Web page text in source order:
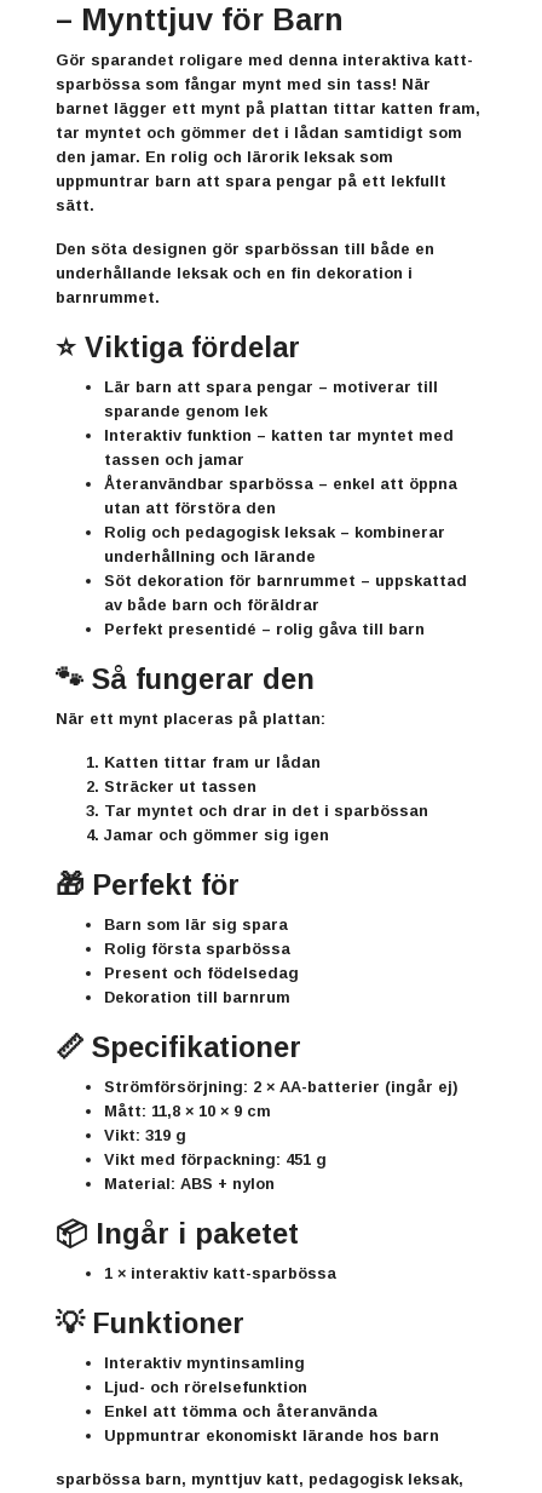
– Mynttjuv för Barn
Gör sparandet roligare med denna interaktiva katt-
sparbössa som fångar mynt med sin tass! När
barnet lägger ett mynt på plattan tittar katten fram,
tar myntet och gömmer det i lådan samtidigt som
den jamar. En rolig och lärorik leksak som
uppmuntrar barn att spara pengar på ett lekfullt
sätt.
Den söta designen gör sparbössan till både en
underhållande leksak och en fin dekoration i
barnrummet.
⭐ Viktiga fördelar
Lär barn att spara pengar – motiverar till
sparande genom lek
Interaktiv funktion – katten tar myntet med
tassen och jamar
Återanvändbar sparbössa – enkel att öppna
utan att förstöra den
Rolig och pedagogisk leksak – kombinerar
underhållning och lärande
Söt dekoration för barnrummet – uppskattad
av både barn och föräldrar
Perfekt presentidé – rolig gåva till barn
🐾 Så fungerar den
När ett mynt placeras på plattan:
Katten tittar fram ur lådan
Sträcker ut tassen
Tar myntet och drar in det i sparbössan
Jamar och gömmer sig igen
🎁 Perfekt för
Barn som lär sig spara
Rolig första sparbössa
Present och födelsedag
Dekoration till barnrum
📏 Specifikationer
Strömförsörjning: 2 × AA-batterier (ingår ej)
Mått: 11,8 × 10 × 9 cm
Vikt: 319 g
Vikt med förpackning: 451 g
Material: ABS + nylon
📦 Ingår i paketet
1 × interaktiv katt-sparbössa
💡 Funktioner
Interaktiv myntinsamling
Ljud- och rörelsefunktion
Enkel att tömma och återanvända
Uppmuntrar ekonomiskt lärande hos barn
sparbössa barn, mynttjuv katt, pedagogisk leksak,